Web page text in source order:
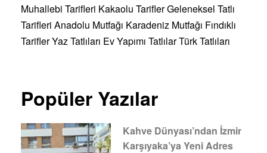
Muhallebi Tarifleri Kakaolu TariflerGeleneksel Tatlı
Tarifleri Anadolu Mutfağı Karadeniz Mutfağı Fındıklı
TariflerYaz Tatlıları Ev Yapımı TatlılarTürk Tatlıları
Popüler Yazılar
Kahve Dünyası’ndan İzmir
Karşıyaka’ya Yeni Adres